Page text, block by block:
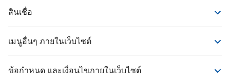
ประกันรถยนต์ชั้น 3
ประกันชีวิต
ประกันบ้าน
ประกันการเดินทางคุ้มภัยโตเกียวมารีน
สินเชื่อ
รวมสินเชื่อรถยนต์
เมนูอื่นๆ ภายในเว็บไซต์
ข้อกำหนด และเงื่อนไขภายในเว็บไซต์